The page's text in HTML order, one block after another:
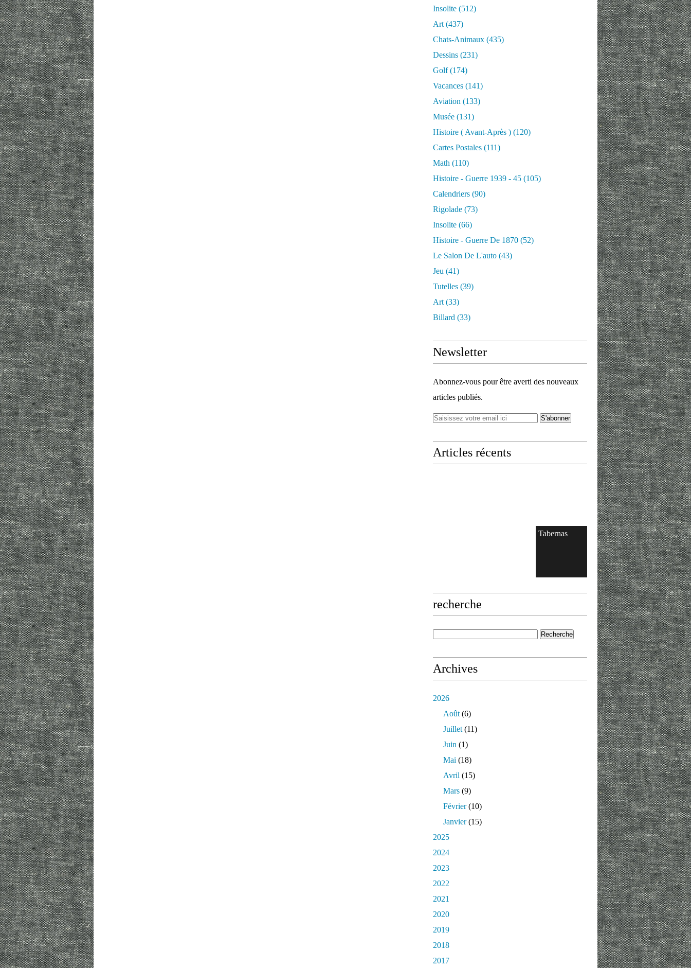
Insolite (512)
Art (437)
Chats-Animaux (435)
Dessins (231)
Golf(174)
Vacances (141)
Aviation (133)
Musée (131)
Histoire ( Avant-Après ) (120)
Cartes Postales (111)
Math (110)
Histoire - Guerre 1939 - 45 (105)
Calendriers (90)
Rigolade (73)
Insolite (66)
Histoire - Guerre De 1870 (52)
Le Salon De L'auto (43)
Jeu (41)
Tutelles (39)
Art (33)
Billard (33)
Newsletter
Abonnez-vous pour être averti des nouveaux
articles publiés.
Articles récents
Tabernas
recherche
Archives
2026
Août (6)
Juillet (11)
Juin (1)
Mai (18)
Avril (15)
Mars (9)
Février(10)
Janvier(15)
2025
2024
2023
2022
2021
2020
2019
2018
2017